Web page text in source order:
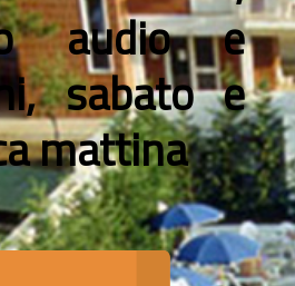
audio e
sabato e
mattina